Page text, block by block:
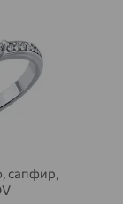
сапфир,